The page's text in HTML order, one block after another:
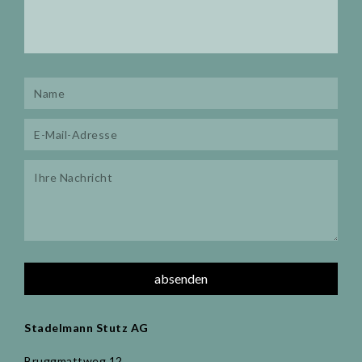
Stadelmann Stutz AG